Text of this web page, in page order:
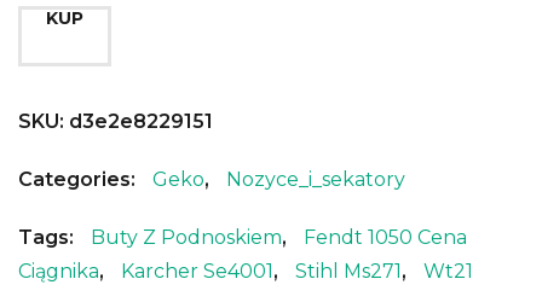
KUP
SKU: d3e2e8229151
Categories: Geko, Nozyce_i_sekatory
Tags: Buty Z Podnoskiem,
Fendt 1050 Cena
Ciągnika, Karcher Se4001, Stihl Ms271, Wt21